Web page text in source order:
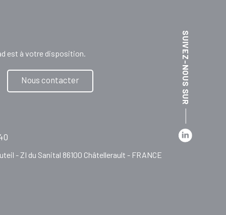
est à votre disposition.
Nous contacter
- ZI du Sanital 86100 Châtellerault - FRANCE
SUIVEZ-NOUS SUR